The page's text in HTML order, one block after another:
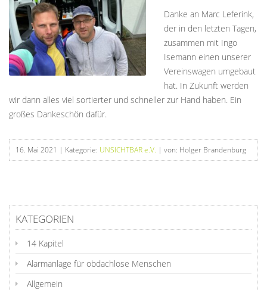
Danke an Marc Leferink,
der in den letzten Tagen,
zusammen mit Ingo
Isemann einen unserer
Vereinswagen umgebaut
hat. In Zukunft werden
wir dann alles viel sortierter und schneller zur Hand haben. Ein
großes Dankeschön dafür.
16. Mai 2021 | Kategorie: UNSICHTBAR e.V. | von: Holger Brandenburg
KATEGORIEN
14 Kapitel
Alarmanlage für obdachlose Menschen
Allgemein